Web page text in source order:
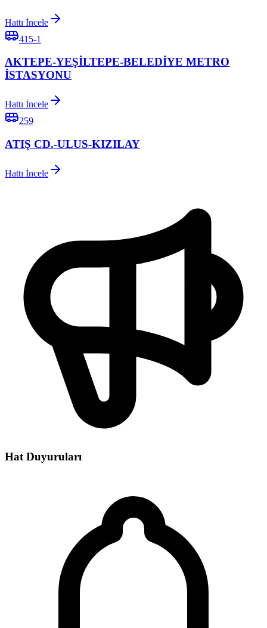
Hattı İncele
415-1
AKTEPE-YEŞİLTEPE-BELEDİYE METRO
İSTASYONU
Hattı İncele
259
ATIŞ CD.-ULUS-KIZILAY
Hattı İncele
Hat Duyuruları